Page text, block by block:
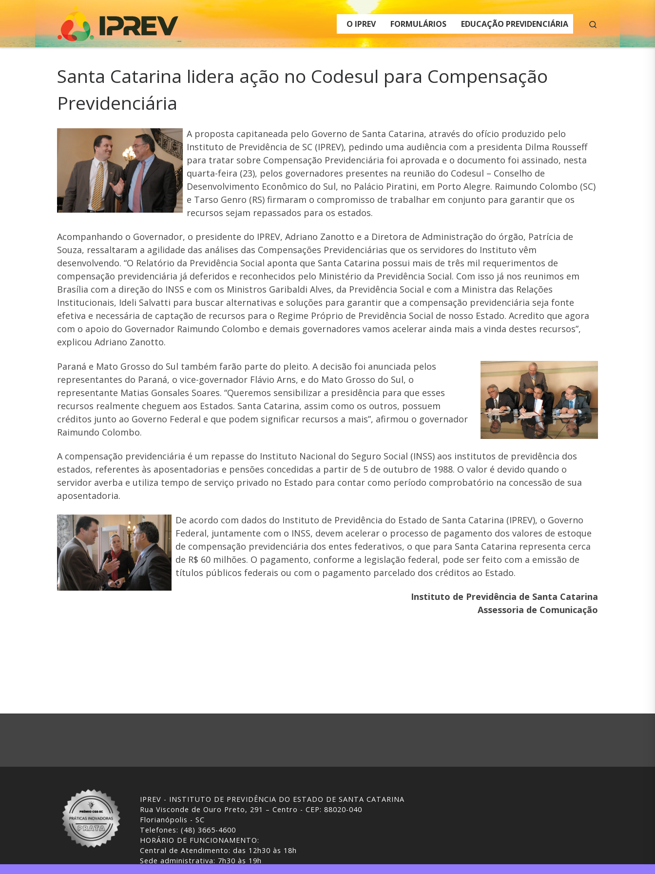
Skip to content
O IPREV FORMULÁRIOS EDUCAÇÃO PREVIDENCIÁRIA
Santa Catarina lidera ação no Codesul para Compensação
Previdenciária
A proposta capitaneada pelo Governo de Santa Catarina, através do ofício produzido pelo
Instituto de Previdência de SC (IPREV), pedindo uma audiência com a presidenta Dilma Rousseff
para tratar sobre Compensação Previdenciária foi aprovada e o documento foi assinado, nesta
quarta-feira (23), pelos governadores presentes na reunião do Codesul – Conselho de
Desenvolvimento Econômico do Sul, no Palácio Piratini, em Porto Alegre. Raimundo Colombo (SC)
e Tarso Genro (RS) firmaram o compromisso de trabalhar em conjunto para garantir que os
recursos sejam repassados para os estados.
Acompanhando o Governador, o presidente do IPREV, Adriano Zanotto e a Diretora de Administração do órgão, Patrícia de
Souza, ressaltaram a agilidade das análises das Compensações Previdenciárias que os servidores do Instituto vêm
desenvolvendo. “O Relatório da Previdência Social aponta que Santa Catarina possui mais de três mil requerimentos de
compensação previdenciária já deferidos e reconhecidos pelo Ministério da Previdência Social. Com isso já nos reunimos em
Brasília com a direção do INSS e com os Ministros Garibaldi Alves, da Previdência Social e com a Ministra das Relações
Institucionais, Ideli Salvatti para buscar alternativas e soluções para garantir que a compensação previdenciária seja fonte
efetiva e necessária de captação de recursos para o Regime Próprio de Previdência Social de nosso Estado. Acredito que agora
com o apoio do Governador Raimundo Colombo e demais governadores vamos acelerar ainda mais a vinda destes recursos”,
explicou Adriano Zanotto.
Paraná e Mato Grosso do Sul também farão parte do pleito. A decisão foi anunciada pelos
representantes do Paraná, o vice-governador Flávio Arns, e do Mato Grosso do Sul, o
representante Matias Gonsales Soares. “Queremos sensibilizar a presidência para que esses
recursos realmente cheguem aos Estados. Santa Catarina, assim como os outros, possuem
créditos junto ao Governo Federal e que podem significar recursos a mais”, afirmou o governador
Raimundo Colombo.
A compensação previdenciária é um repasse do Instituto Nacional do Seguro Social (INSS) aos institutos de previdência dos
estados, referentes às aposentadorias e pensões concedidas a partir de 5 de outubro de 1988. O valor é devido quando o
servidor averba e utiliza tempo de serviço privado no Estado para contar como período comprobatório na concessão de sua
aposentadoria.
De acordo com dados do Instituto de Previdência do Estado de Santa Catarina (IPREV), o Governo
Federal, juntamente com o INSS, devem acelerar o processo de pagamento dos valores de estoque
de compensação previdenciária dos entes federativos, o que para Santa Catarina representa cerca
de R$ 60 milhões. O pagamento, conforme a legislação federal, pode ser feito com a emissão de
títulos públicos federais ou com o pagamento parcelado dos créditos ao Estado.
Instituto de Previdência de Santa Catarina
Assessoria de Comunicação
IPREV - INSTITUTO DE PREVIDÊNCIA DO ESTADO DE SANTA CATARINA
Rua Visconde de Ouro Preto, 291 – Centro - CEP: 88020-040
Florianópolis - SC
Telefones: (48) 3665-4600
HORÁRIO DE FUNCIONAMENTO:
Central de Atendimento: das 12h30 às 18h
Sede administrativa: 7h30 às 19h